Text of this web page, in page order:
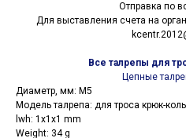
Отправка по
Для выставления счета на
Все талрепы для
Цепные
Диаметр, мм: М5
Модель талрепа: для троса крюк-
lwh: 1x1x1 mm
Weight: 34 g